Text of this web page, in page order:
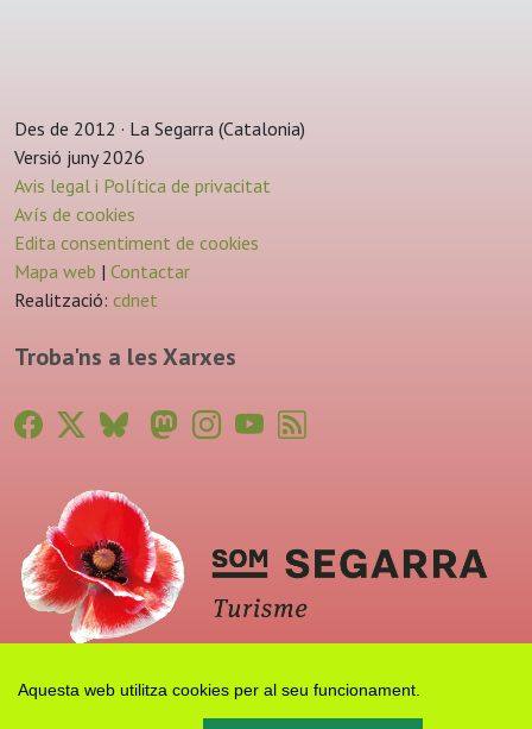
Aquesta web utilitza cookies per al seu funcionament.
Des de 2012 · La Segarra (Catalonia)
Versió juny 2026
Avis legal i Política de privacitat
Avís de cookies
Edita consentiment de cookies
Mapa web | Contactar
Realització: cdnet
Troba'ns a les Xarxes